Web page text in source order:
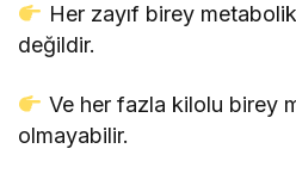
Her zayıf birey
değildir.
Ve her fazla kilolu birey
olmayabilir.